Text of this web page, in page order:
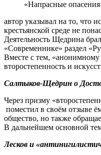
«Напрасные
автор указывал на то, что
крестьянской среде не
Деятельность Щедрина
«Современнике» раздел
Вместе с тем, «анонимному
второстепенность и
Салтыков-Щедрин о
Через призму
поместил в своём отзыве
общество, но также
В дальнейшем основной
Лесков и